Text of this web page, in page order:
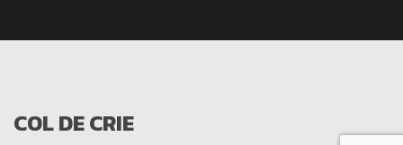
COL DE CRIE